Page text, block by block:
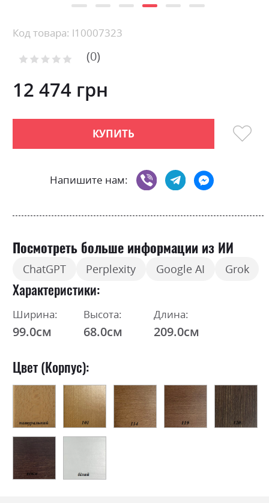
Skip
the
of
the
gallery
Код товара: l10007323
Рейтинг: 0
12 474 грн
КУПИТЬ
Напишите нам:
Посмотреть больше информации из ИИ
ChatGPT Perplexity Google AI Grok
Характеристики
Ширина:
99.0см
Высота:
68.0см
Длина:
209.0см
Цвет (Корпус):